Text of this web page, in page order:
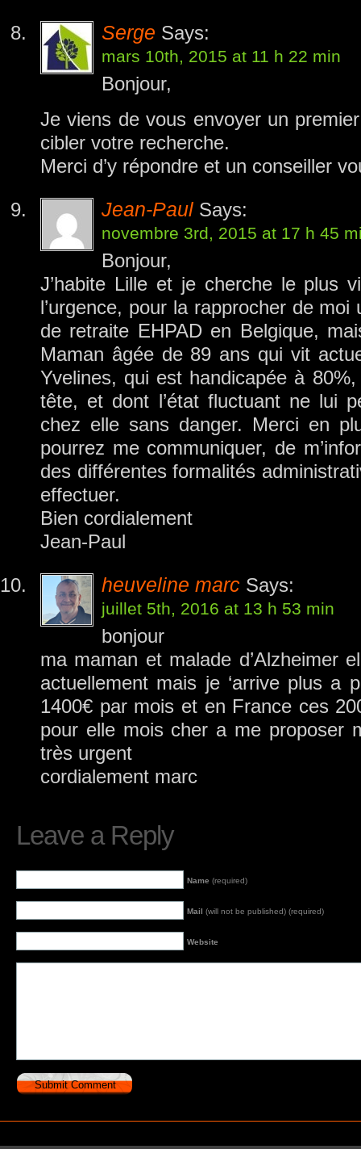
Serge Says:
mars 10th, 2015 at 11 h 22 min
Bonjour,
Je viens de vous envoyer un
cibler votre recherche.
Merci d’y répondre et un conseiller
Jean-Paul Says:
novembre 3rd, 2015 at 17 h 45
Bonjour,
J’habite Lille et je cherche le plus
l’urgence, pour la rapprocher de
de retraite EHPAD en Belgique,
Maman âgée de 89 ans qui vit
Yvelines, qui est handicapée à
tête, et dont l’état fluctuant ne lui
chez elle sans danger. Merci en
pourrez me communiquer, de
des différentes formalités
effectuer.
Bien cordialement
Jean-Paul
heuveline marc Says:
juillet 5th, 2016 at 13 h 53 min
bonjour
ma maman et malade d’Alzheimer
actuellement mais je ‘arrive plus a
1400€ par mois et en France ces
pour elle mois cher a me proposer
très urgent
cordialement marc
Leave a Reply
Name (required)
Mail (will not be published) (required)
Website